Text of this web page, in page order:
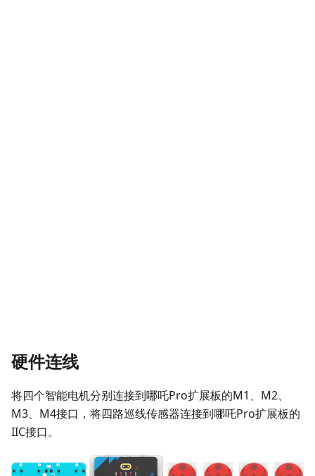
硬件连线
将四个智能电机分别连接到哪吒Pro扩展板的M1、M2、
M3、M4接口，将四路巡线传感器连接到哪吒Pro扩展板的
IIC接口。